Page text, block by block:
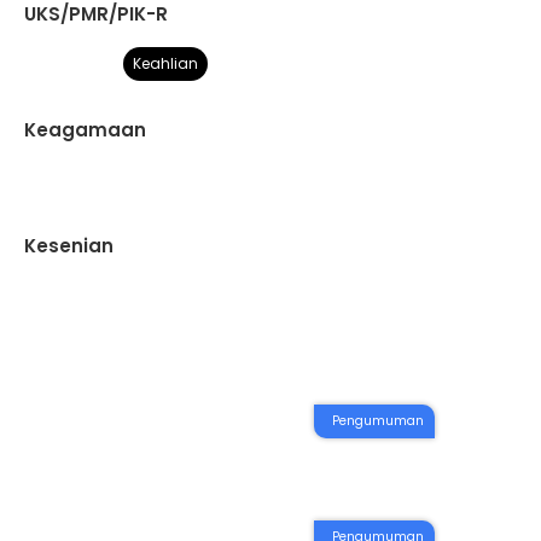
Keahlian
UKS/PMR/PIK-R
Keagamaan
Kesenian
Pengumuman
Pengumuman